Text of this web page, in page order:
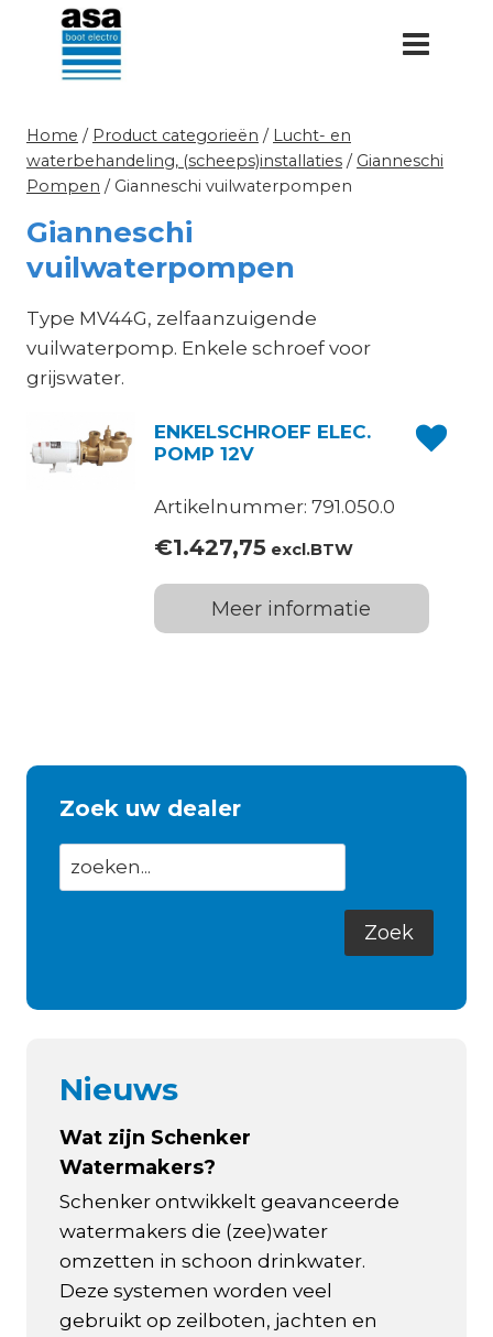
Doorgaan
inhoud
Home / Product categorieën / Lucht- en
waterbehandeling, (scheeps)installaties / Gianneschi
Pompen / Gianneschi vuilwaterpompen
Gianneschi
vuilwaterpompen
Type MV44G, zelfaanzuigende
vuilwaterpomp. Enkele schroef voor
grijswater.
ENKELSCHROEF ELEC.
POMP 12V
Artikelnummer: 791.050.0
€1.427,75excl.BTW
Meer informatie
Zoek uw dealer
Nieuws
Wat zijn Schenker
Watermakers?
Schenker ontwikkelt geavanceerde
watermakers die (zee)water
omzetten in schoon drinkwater.
Deze systemen worden veel
gebruikt op zeilboten, jachten en